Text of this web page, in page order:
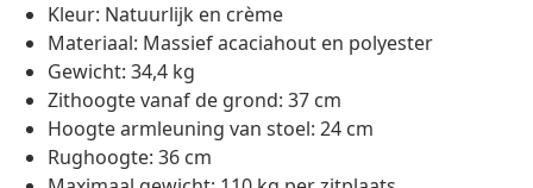
Kleur: Natuurlijk en crème
Materiaal: Massief acaciahout en polyester
Gewicht: 34,4 kg
Zithoogte vanaf de grond: 37 cm
Hoogte armleuning van stoel: 24 cm
Rughoogte: 36 cm